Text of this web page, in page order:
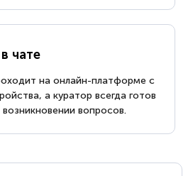
чате
на онлайн-платформе с
а куратор всегда готов
вопросов.